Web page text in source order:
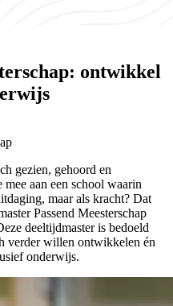
ontwikkel
gezien, gehoord en
aan een school waarin
maar als kracht? Dat
Passend Meesterschap
deeltijdmaster is bedoeld
verder willen ontwikkelen én
onderwijs.